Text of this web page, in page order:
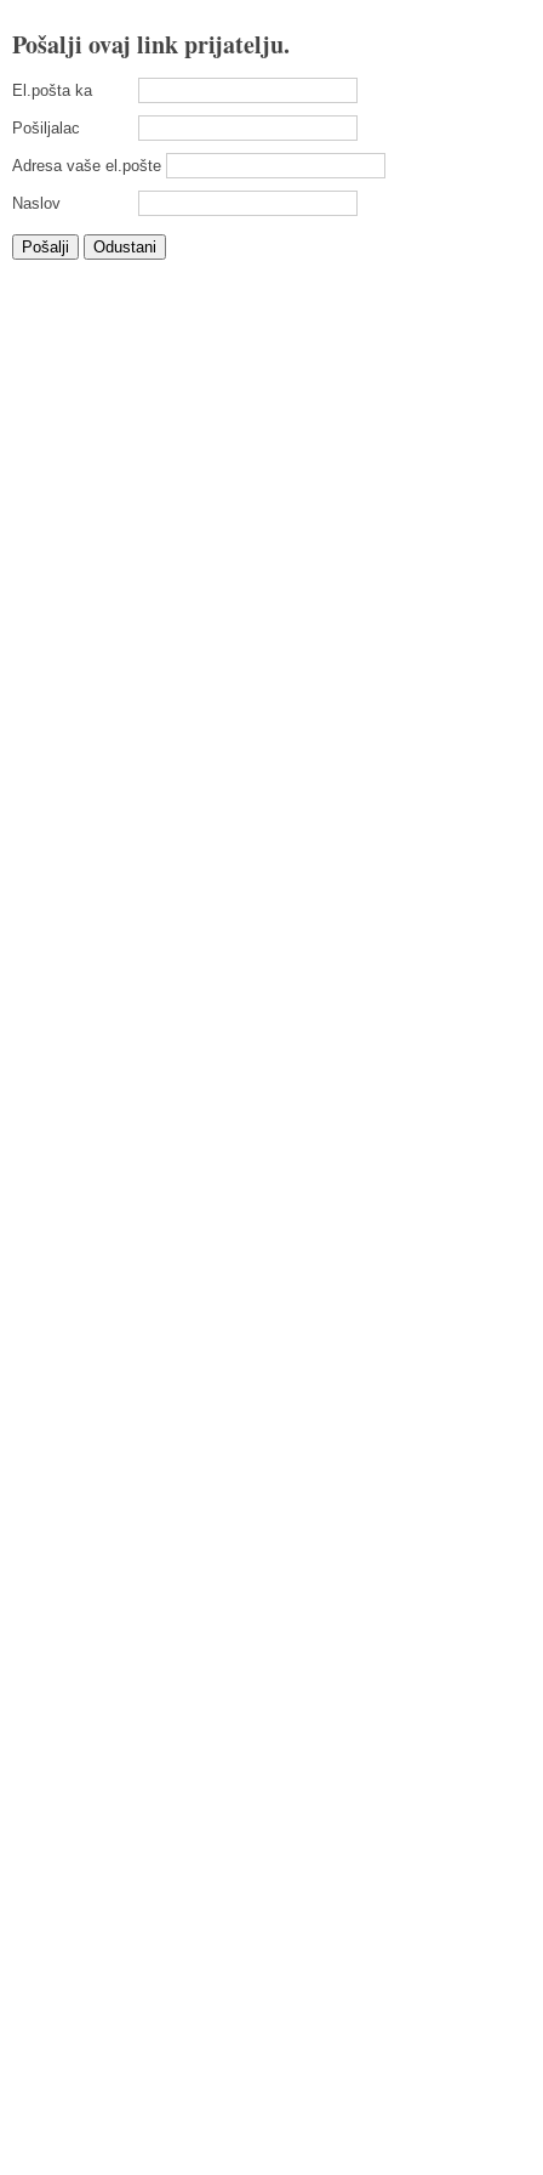
Pošalji ovaj link prijatelju.
El.pošta ka
Pošiljalac
Adresa vaše el.pošte
Naslov
Pošalji Odustani